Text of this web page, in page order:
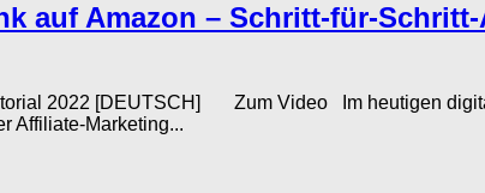
auf Amazon – Schritt-für-
2022 [DEUTSCH] Zum Video Im heutigen
Affiliate-Marketing...